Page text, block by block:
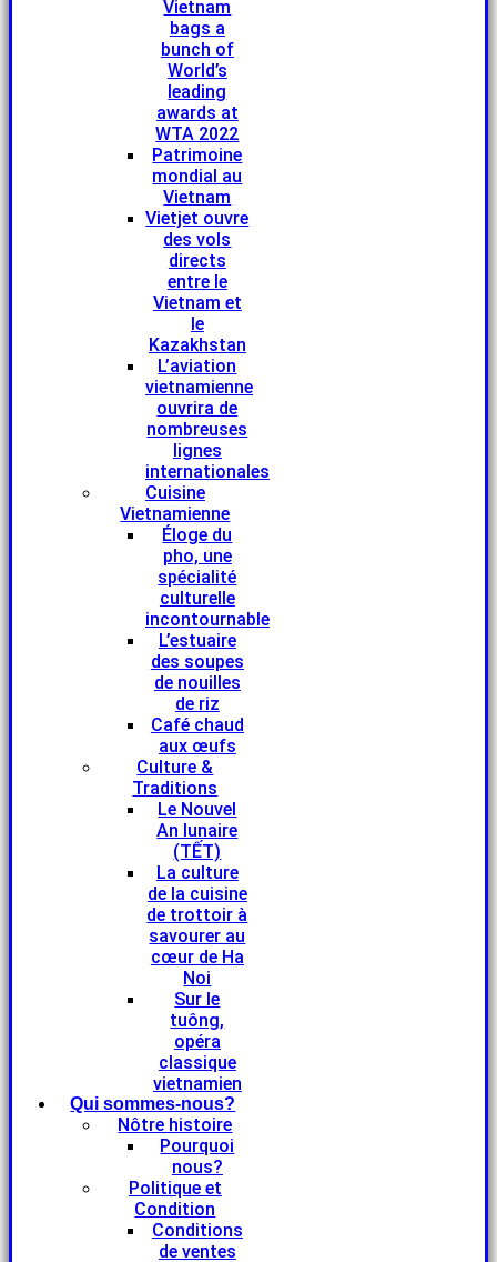
Vietnam
bags a
bunch of
World’s
leading
awards at
WTA 2022
Patrimoine
mondial au
Vietnam
Vietjet ouvre
des vols
directs
entre le
Vietnam et
le
Kazakhstan
L’aviation
vietnamienne
ouvrira de
nombreuses
lignes
internationales
Cuisine
Vietnamienne
Éloge du
pho, une
spécialité
culturelle
incontournable
L’estuaire
des soupes
de nouilles
de riz
Café chaud
aux œufs
Culture &
Traditions
Le Nouvel
An lunaire
(TẾT)
La culture
de la cuisine
de trottoir à
savourer au
cœur de Ha
Noi
Sur le
tuông,
opéra
classique
vietnamien
Qui sommes-nous?
Nôtre histoire
Pourquoi
nous?
Politique et
Condition
Conditions
de ventes